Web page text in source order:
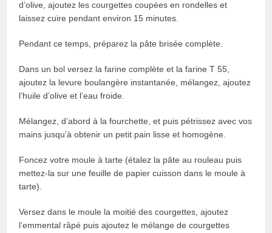
d’olive, ajoutez les courgettes coupées en rondelles et
laissez cuire pendant environ 15 minutes.
Pendant ce temps, préparez la pâte brisée complète.
Dans un bol versez la farine complète et la farine T 55,
ajoutez la levure boulangère instantanée, mélangez, ajoutez
l’huile d’olive et l’eau froide.
Mélangez, d’abord à la fourchette, et puis pétrissez avec vos
mains jusqu’à obtenir un petit pain lisse et homogène.
Foncez votre moule à tarte (étalez la pâte au rouleau puis
mettez-la sur une feuille de papier cuisson dans le moule à
tarte).
Versez dans le moule la moitié des courgettes, ajoutez
l’emmental râpé puis ajoutez le mélange de courgettes